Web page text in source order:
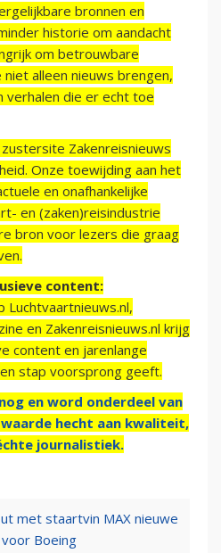
bronnen en
historie om aandacht
om betrouwbare
alleen nieuws brengen,
verhalen die er echt toe
Zakenreisnieuws
Onze toewijding aan het
en onafhankelijke
en (zaken)reisindustrie
bron voor lezers die graag
content:
Luchtvaartnieuws.nl,
en Zakenreisnieuws.nl krijg
content en jarenlange
stap voorsprong geeft.
en word onderdeel van
waarde hecht aan kwaliteit,
journalistiek.
met staartvin MAX nieuwe
Boeing